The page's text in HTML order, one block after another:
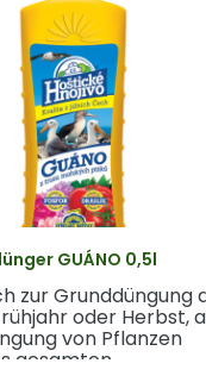
GUÁNO 0,5l
zur Grunddüngung
oder Herbst,
von Pflanzen
gesamten